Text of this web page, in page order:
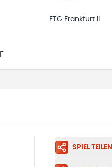
FTG Frankfurt II
SPIEL TEILEN